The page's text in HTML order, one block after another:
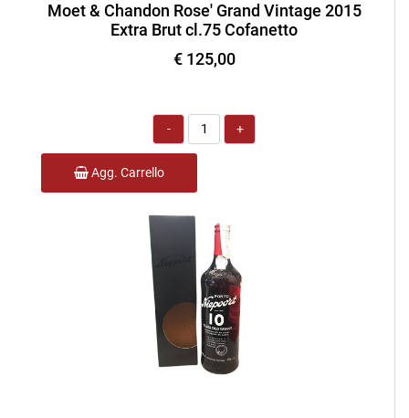
Moet & Chandon Rose' Grand Vintage 2015
Extra Brut cl.75 Cofanetto
€ 125,00
Quantità
Agg. Carrello